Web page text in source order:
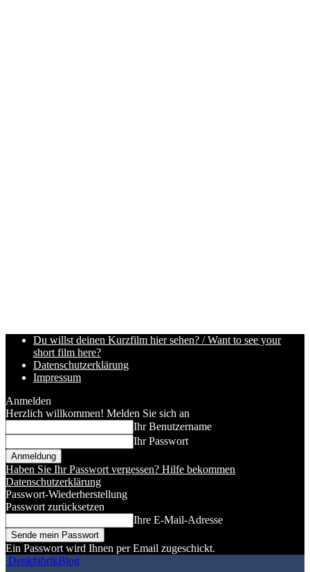
Du willst deinen Kurzfilm hier sehen? / Want to see your
short film here?
Datenschutzerklärung
Impressum
Anmelden
Herzlich willkommen! Melden Sie sich an
Ihr Benutzername
Ihr Passwort
Haben Sie Ihr Passwort vergessen? Hilfe bekommen
Datenschutzerklärung
Passwort-Wiederherstellung
Passwort zurücksetzen
Ihre E-Mail-Adresse
Ein Passwort wird Ihnen per Email zugeschickt.
DenkfabrikBlog